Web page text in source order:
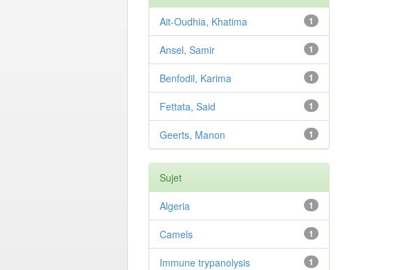
1
Ait-Oudhia, Khatima
1
Ansel, Samir
1
Benfodil, Karima
1
Fettata, Said
1
Geerts, Manon
Sujet
1
Algeria
1
Camels
1
Immune trypanolysis